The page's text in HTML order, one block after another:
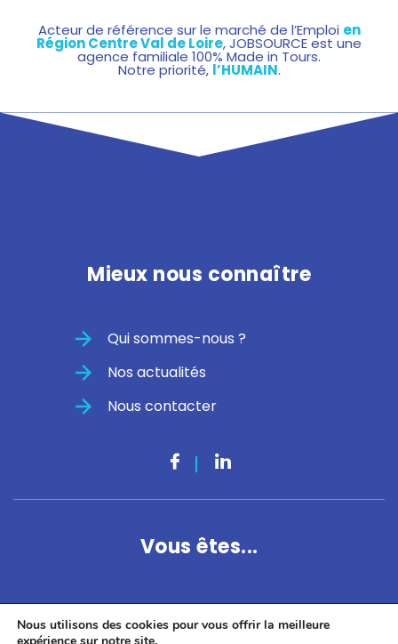
Acteur de référence sur le marché de l’Emploi en
Région Centre Val de Loire, JOBSOURCE est une
agence familiale 100% Made in Tours.
Notre priorité, l’HUMAIN.
Mieux nous connaître
Qui sommes-nous ?
Nos actualités
Nous contacter
Vous êtes...
Entreprise
Nous utilisons des cookies pour vous offrir la meilleure